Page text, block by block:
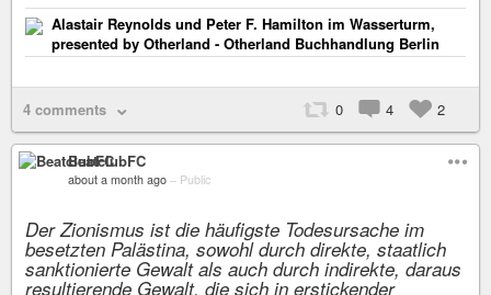
Alastair Reynolds und Peter F. Hamilton im Wasserturm,
presented by Otherland - Otherland Buchhandlung Berlin
4 comments 0 4 2
BeatclubFC
about a month ago – Public
Der Zionismus ist die häufigste Todesursache im
besetzten Palästina, sowohl durch direkte, staatlich
sanktionierte Gewalt als auch durch indirekte, daraus
resultierende Gewalt, die sich in erstickender